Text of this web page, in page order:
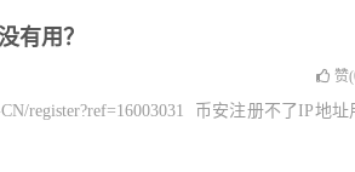
有用？
赞(
register?ref=16003031 币安注册不了IP地址